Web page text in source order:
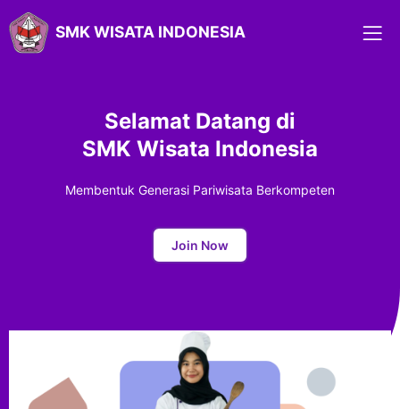
SMK WISATA INDONESIA
Selamat Datang di
SMK Wisata Indonesia
Membentuk Generasi Pariwisata Berkompeten
Join Now